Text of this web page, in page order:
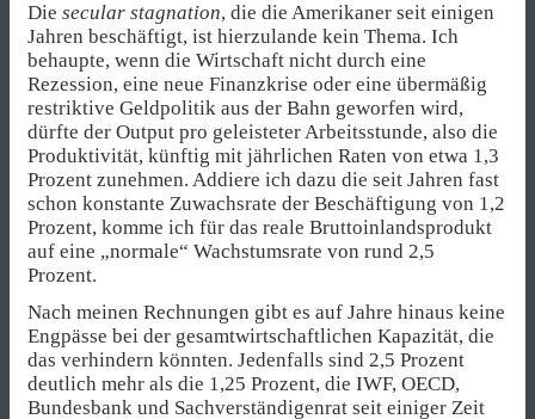
Die secular stagnation, die die Amerikaner seit einigen
Jahren beschäftigt, ist hierzulande kein Thema. Ich
behaupte, wenn die Wirtschaft nicht durch eine
Rezession, eine neue Finanzkrise oder eine übermäßig
restriktive Geldpolitik aus der Bahn geworfen wird,
dürfte der Output pro geleisteter Arbeitsstunde, also die
Produktivität, künftig mit jährlichen Raten von etwa 1,3
Prozent zunehmen. Addiere ich dazu die seit Jahren fast
schon konstante Zuwachsrate der Beschäftigung von 1,2
Prozent, komme ich für das reale Bruttoinlandsprodukt
auf eine „normale“ Wachstumsrate von rund 2,5
Prozent.
Nach meinen Rechnungen gibt es auf Jahre hinaus keine
Engpässe bei der gesamtwirtschaftlichen Kapazität, die
das verhindern könnten. Jedenfalls sind 2,5 Prozent
deutlich mehr als die 1,25 Prozent, die IWF, OECD,
Bundesbank und Sachverständigenrat seit einiger Zeit